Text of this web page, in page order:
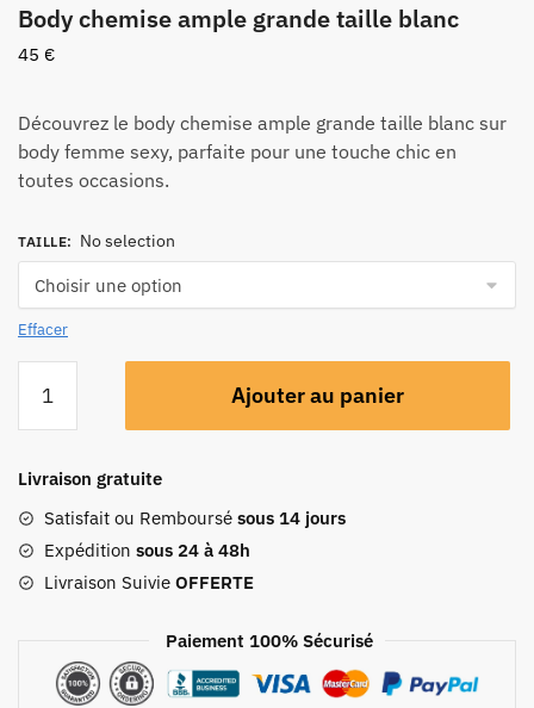
Body chemise ample grande taille blanc
45 €
Découvrez le body chemise ample grande taille blanc sur
body femme sexy, parfaite pour une touche chic en
toutes occasions.
TAILLE: No selection
Effacer
Ajouter au panier
Livraison gratuite
Satisfait ou Remboursé sous 14 jours
Expédition sous 24 à 48h
Livraison Suivie OFFERTE
Paiement 100% Sécurisé